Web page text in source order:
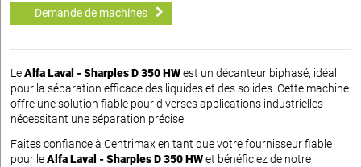
Demande de machines
LeAlfa Laval - Sharples D 350 HWest un décanteur biphasé, idéal
pour la séparation efficace des liquides et des solides. Cette machine
offre une solution fiable pour diverses applications industrielles
nécessitant une séparation précise.
Faites confiance à Centrimax en tant que votre fournisseur fiable
pour leAlfa Laval - Sharples D 350 HWet bénéficiez de notre